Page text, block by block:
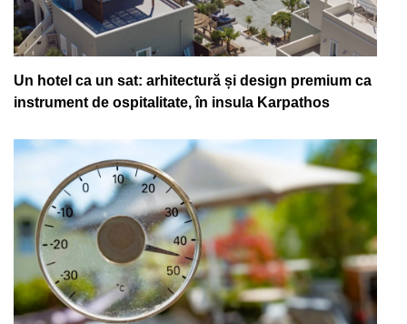
Un hotel ca un sat: arhitectură și design premium ca
instrument de ospitalitate, în insula Karpathos